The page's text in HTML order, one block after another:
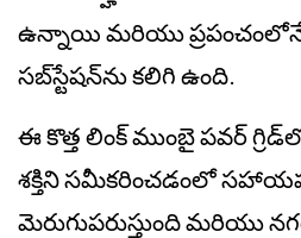
ఉన్నాయి మరియు ప్రపంచంలోనే
సబ్‌స్టేషన్‌ను కలిగి ఉంది.
ఈ కొత్త లింక్ ముంబై పవర్
శక్తిని సమీకరించడంలో
మెరుగుపరుస్తుంది మరియు